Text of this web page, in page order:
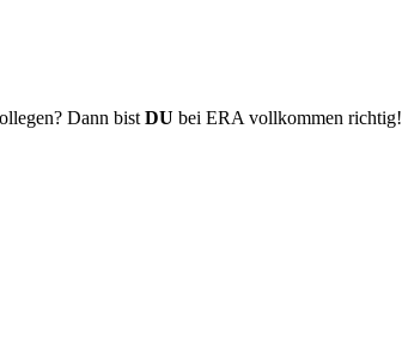
Dann bist DU bei ERA vollkommen richtig!